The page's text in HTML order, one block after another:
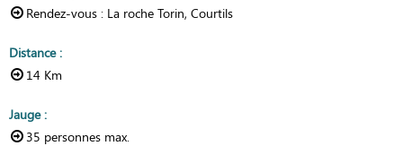
Rendez-vous : La roche Torin, Courtils
Distance:
14 Km
Jauge:
35 personnes max.